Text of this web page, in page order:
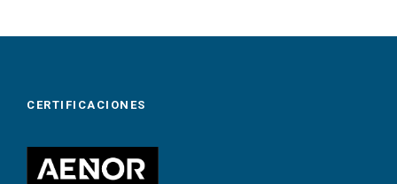
CERTIFICACIONES